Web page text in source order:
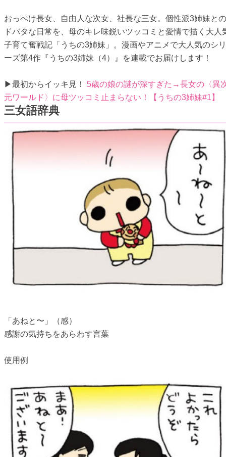
おっぺけ長女、自由人な次女、社長な三女。個性派3姉妹との
ドバタな日常を、母のキレ味鋭いツッコミと愛情で描く大人
子育て奮戦記「うちの3姉妹」。漫画やアニメで大人気のシリ
ーズ第4作『うちの3姉妹（4）』を連載でお届けします！
▶最初からイッキ見！ 5歳の娘の謎が深すぎた→長女の〈異
元ワールド〉に母ツッコミ止まらない！【うちの3姉妹#1】
三女語辞典
「あねと〜」（感）
感謝の気持ちをあらわす言葉
使用例